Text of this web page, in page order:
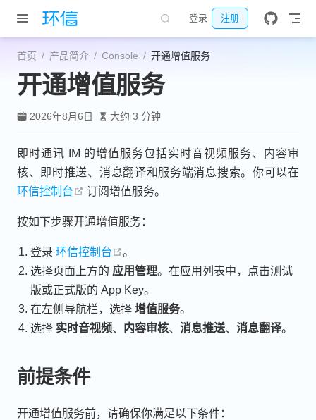
跳至主要內容
登录 注册
首页 产品简介 Console 开通增值服务
开通增值服务
2026年8月6日 大约 3 分钟
即时通讯 IM 的增值服务包括实时音视频服务、内容审
核、即时推送、消息翻译和服务端消息搜索。你可以在
环信控制台
open in new window
订阅增值服务。
按如下步骤开通增值服务：
登录环信控制台 open in new window
。
选择页面上方的 应用管理。在应用列表中，点击测试
版或正式版的 App Key。
在左侧导航栏，选择增值服务。
选择 实时音视频、 内容审核、消息推送、消息翻译。
前提条件
开通增值服务前，请确保你满足以下条件：